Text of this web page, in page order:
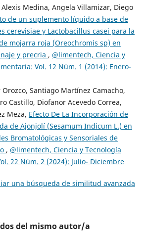
Medina, Angela Villamizar, Diego
de un suplemento líquido a base de
cerevisiae y Lactobacillus casei para la
mojarra roja (Oreochromis sp) en
y precria , @limentech, Ciencia y
Vol. 12 Núm. 1 (2014): Enero-
Orozco, Santiago Martínez Camacho,
Castillo, Diofanor Acevedo Correa,
Meza, Efecto De La Incorporación de
de Ajonjolí (Sesamum Indicum L.) en
Bromatológicas y Sensoriales de
, @limentech, Ciencia y Tecnología
22 Núm. 2 (2024): Julio- Diciembre
una búsqueda de similitud avanzada
del mismo autor/a